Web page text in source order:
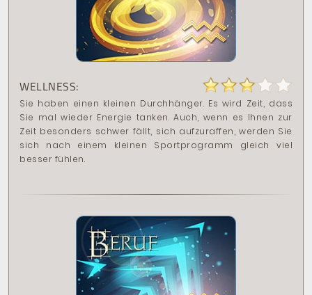
WELLNESS:
Sie haben einen kleinen Durchhänger. Es wird Zeit, dass
Sie mal wieder Energie tanken. Auch, wenn es Ihnen zur
Zeit besonders schwer fällt, sich aufzuraffen, werden Sie
sich nach einem kleinen Sportprogramm gleich viel
besser fühlen.